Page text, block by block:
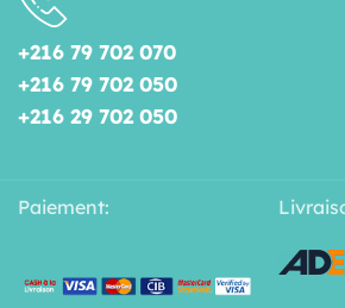
+216 79 702 070
+216 79 702 050
+216 29 702 050
Paiement: